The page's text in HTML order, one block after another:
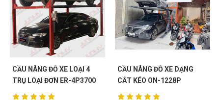
CẦU NÂNG ĐỖ XE LOẠI 4
TRỤ LOẠI ĐƠN ER-4P3700
CẦU NÂNG ĐỖ XE DẠNG
CẮT KÉO ON-1228P
ĐẶT
LỊCH